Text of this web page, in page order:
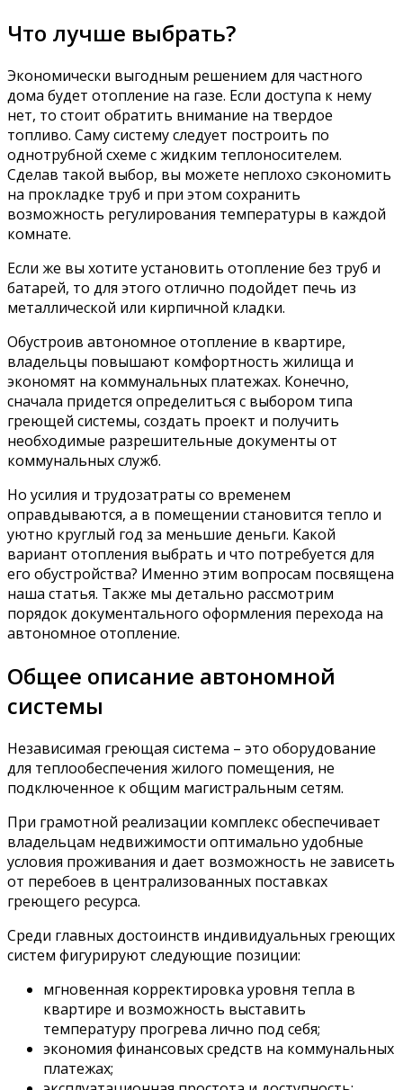
Что лучше выбрать?
Экономически выгодным решением для частного
дома будет отопление на газе. Если доступа к нему
нет, то стоит обратить внимание на твердое
топливо. Саму систему следует построить по
однотрубной схеме с жидким теплоносителем.
Сделав такой выбор, вы можете неплохо сэкономить
на прокладке труб и при этом сохранить
возможность регулирования температуры в каждой
комнате.
Если же вы хотите установить отопление без труб и
батарей, то для этого отлично подойдет печь из
металлической или кирпичной кладки.
Обустроив автономное отопление в квартире,
владельцы повышают комфортность жилища и
экономят на коммунальных платежах. Конечно,
сначала придется определиться с выбором типа
греющей системы, создать проект и получить
необходимые разрешительные документы от
коммунальных служб.
Но усилия и трудозатраты со временем
оправдываются, а в помещении становится тепло и
уютно круглый год за меньшие деньги. Какой
вариант отопления выбрать и что потребуется для
его обустройства? Именно этим вопросам посвящена
наша статья. Также мы детально рассмотрим
порядок документального оформления перехода на
автономное отопление.
Общее описание автономной
системы
Независимая греющая система – это оборудование
для теплообеспечения жилого помещения, не
подключенное к общим магистральным сетям.
При грамотной реализации комплекс обеспечивает
владельцам недвижимости оптимально удобные
условия проживания и дает возможность не зависеть
от перебоев в централизованных поставках
греющего ресурса.
Среди главных достоинств индивидуальных греющих
систем фигурируют следующие позиции:
мгновенная корректировка уровня тепла в
квартире и возможность выставить
температуру прогрева лично под себя;
экономия финансовых средств на коммунальных
платежах;